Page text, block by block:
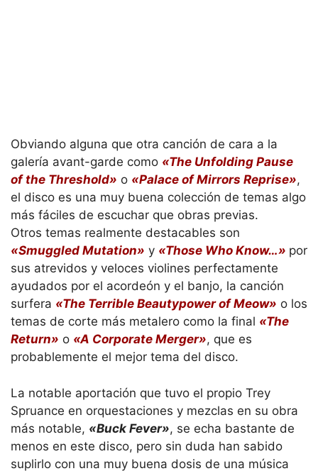
Obviando alguna que otra canción de cara a la
galería avant-garde como «The Unfolding Pause
of the Threshold» o «Palace of Mirrors Reprise»,
el disco es una muy buena colección de temas algo
más fáciles de escuchar que obras previas.
Otros temas realmente destacables son
«Smuggled Mutation» y «Those Who Know…» por
sus atrevidos y veloces violines perfectamente
ayudados por el acordeón y el banjo, la canción
surfera «The Terrible Beautypower of Meow» o los
temas de corte más metalero como la final «The
Return» o «A Corporate Merger», que es
probablemente el mejor tema del disco.
La notable aportación que tuvo el propio Trey
Spruance en orquestaciones y mezclas en su obra
más notable, «Buck Fever», se echa bastante de
menos en este disco, pero sin duda han sabido
suplirlo con una muy buena dosis de una música